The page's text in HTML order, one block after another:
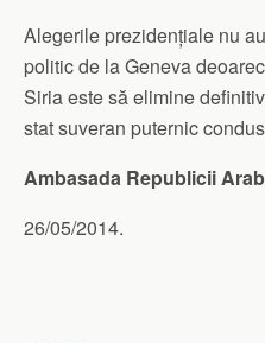
Alegerile prezidențiale nu
politic de la Geneva
Siria este să elimine
stat suveran puternic
Ambasada Republicii
26/05/2014.